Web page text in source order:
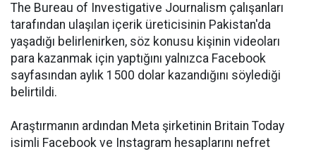
The Bureau of Investigative Journalism çalışanları
tarafından ulaşılan içerik üreticisinin Pakistan'da
yaşadığı belirlenirken, söz konusu kişinin videoları
para kazanmak için yaptığını yalnızca Facebook
sayfasından aylık 1500 dolar kazandığını söylediği
belirtildi.
Araştırmanın ardından Meta şirketinin Britain Today
isimli Facebook ve Instagram hesaplarını nefret